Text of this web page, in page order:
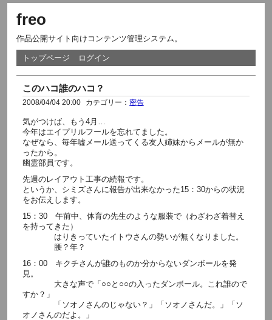
freo
作品公開サイト向けコンテンツ管理システム。
トップページ ログイン
このハコ誰のハコ？
2008/04/04 20:00 カテゴリー： 密告
気がつけば、もう4月…
今年はエイプリルフールを忘れてました。
なぜなら、毎年嘘メール送ってくる友人姉妹からメールが無か
ったから。
幽霊部員です。
先週のレイアウト工事の続報です。
というか、シミズさんに報告が出来なかった15：30からの状況
をお伝えします。
15：30 午前中、体育の先生のような服装で（わざわざ着替え
を持ってきた）
はりきっていたイトウさんの勢いが無くなりました。
腰？年？
16：00 キクチさんが誰のものか分からないダンボールを発
見。
大きな声で「○○と○○の入ったダンボール。これ誰ので
すか？」
「ソオノさんのじゃない？」「ソオノさんだ。」「ソ
オノさんのだよ。」